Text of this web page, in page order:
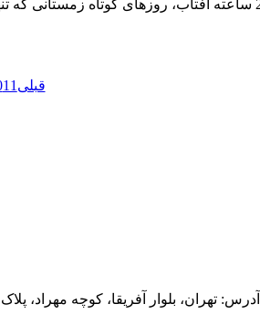
قبلی 11
آدرس: تهران، بلوار آفریقا، کوچه مهراد، پلاک 4